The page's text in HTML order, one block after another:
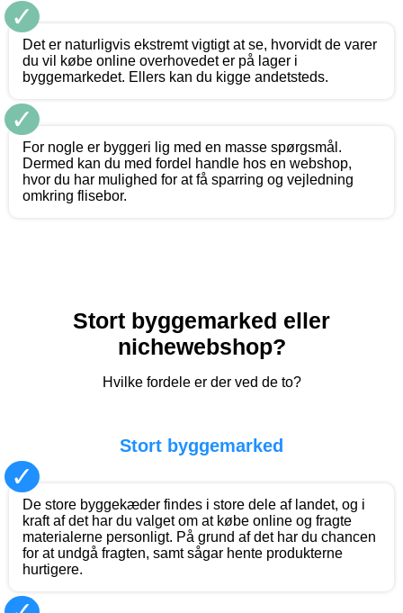
✓
Det er naturligvis ekstremt vigtigt at se, hvorvidt de varer
du vil købe online overhovedet er på lager i
byggemarkedet. Ellers kan du kigge andetsteds.
✓
For nogle er byggeri lig med en masse spørgsmål.
Dermed kan du med fordel handle hos en webshop,
hvor du har mulighed for at få sparring og vejledning
omkring flisebor.
Stort byggemarked eller
nichewebshop?
Hvilke fordele er der ved de to?
Stort byggemarked
✓
De store byggekæder findes i store dele af landet, og i
kraft af det har du valget om at købe online og fragte
materialerne personligt. På grund af det har du chancen
for at undgå fragten, samt sågar hente produkterne
hurtigere.